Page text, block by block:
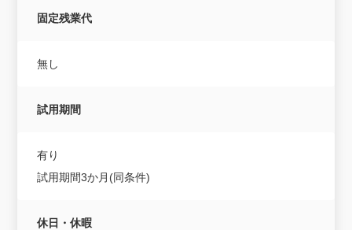
固定残業代
無し
試用期間
有り
試用期間3か月(同条件)
休日・休暇